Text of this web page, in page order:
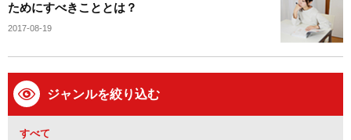
ためにすべきこととは？
2017-08-19
ジャンルを絞り込む
すべて